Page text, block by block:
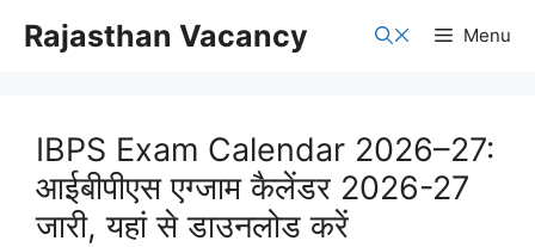
Rajasthan Vacancy Menu
IBPS Exam Calendar 2026–27:
आईबीपीएस एग्जाम कैलेंडर 2026-27
जारी, यहां से डाउनलोड करें